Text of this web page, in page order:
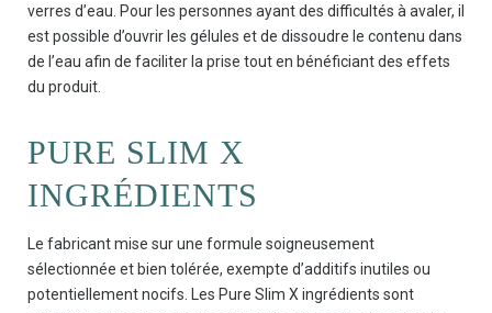
verres d’eau. Pour les personnes ayant des difficultés à avaler, il
est possible d’ouvrir les gélules et de dissoudre le contenu dans
de l’eau afin de faciliter la prise tout en bénéficiant des effets
du produit.
PURE SLIM X
INGRÉDIENTS
Le fabricant mise sur une formule soigneusement
sélectionnée et bien tolérée, exempte d’additifs inutiles ou
potentiellement nocifs. Les Pure Slim X ingrédients sont